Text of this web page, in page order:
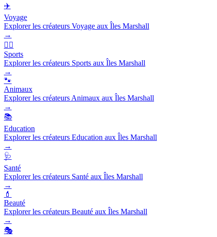
✈️
Voyage
Explorer les créateurs Voyage aux Îles Marshall
→
🏃‍♂️
Sports
Explorer les créateurs Sports aux Îles Marshall
→
🐾
Animaux
Explorer les créateurs Animaux aux Îles Marshall
→
📚
Education
Explorer les créateurs Education aux Îles Marshall
→
🩺
Santé
Explorer les créateurs Santé aux Îles Marshall
→
💄
Beauté
Explorer les créateurs Beauté aux Îles Marshall
→
🎭